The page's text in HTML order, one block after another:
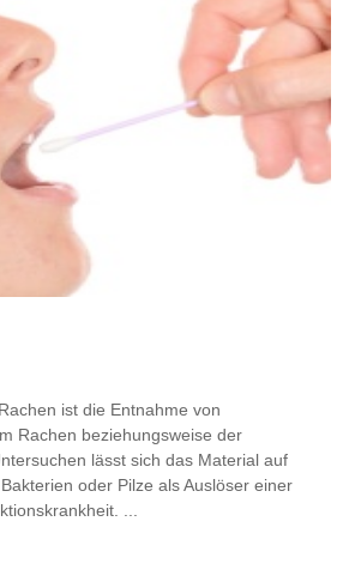
ist die Entnahme von
Rachen beziehungsweise der
lässt sich das Material auf
oder Pilze als Auslöser einer
...